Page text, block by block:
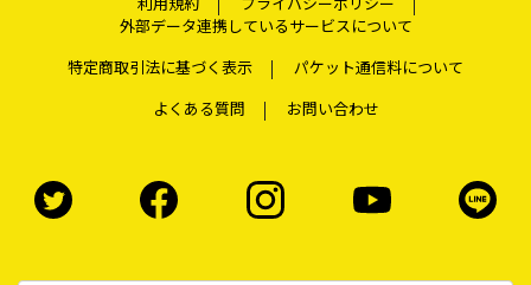
外部データ連携しているサービスについて
特定商取引法に基づく表示
パケット通信料について
よくある質問
お問い合わせ